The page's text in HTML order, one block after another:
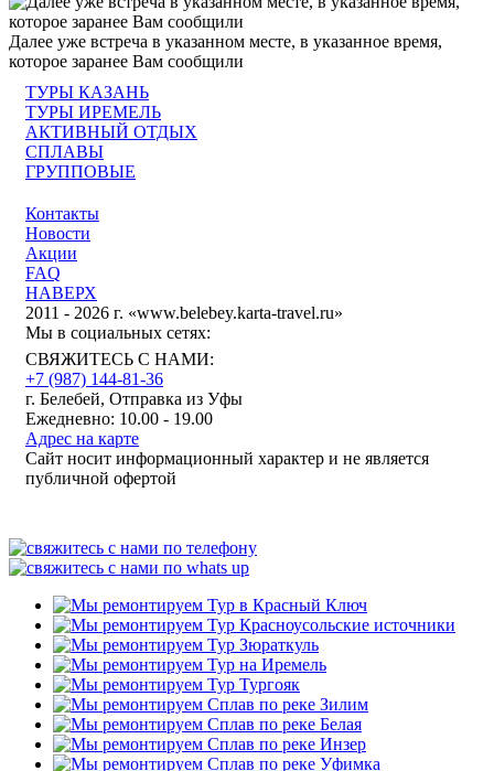
Далее уже встреча в указанном месте, в указанное время,
которое заранее Вам сообщили
Контакты
Новости
Акции
FAQ
НАВЕРХ
2011 - 2026 г. «www.belebey.karta-travel.ru»
ТУРЫ КАЗАНЬ
ТУРЫ ИРЕМЕЛЬ
АКТИВНЫЙ ОТДЫХ
СПЛАВЫ
ГРУППОВЫЕ
Мы в социальных сетях:
СВЯЖИТЕСЬ С НАМИ:
+7 (987) 144-81-36
г. Белебей, Отправка из Уфы
Ежедневно: 10.00 - 19.00
Адрес на карте
Сайт носит информационный характер и не является
публичной офертой